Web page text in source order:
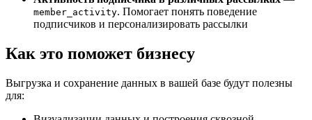
member_activity. Помогает понять поведение
подписчиков и персонализировать рассылки
Как это поможет бизнесу
Выгрузка и сохранение данных в вашей базе будут полезны
для: